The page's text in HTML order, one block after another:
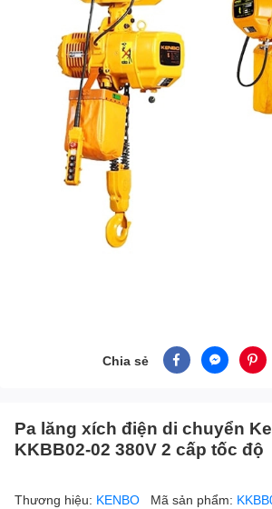
Chia sẻ
Pa lăng xích điện di chuyển
KKBB02-02 380V 2 cấp tốc độ
Thương hiệu: KENBO Mã sản phẩm: